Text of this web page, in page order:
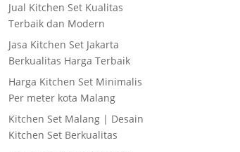
Jual Kitchen Set Kualitas
Terbaik dan Modern
Jasa Kitchen Set Jakarta
Berkualitas Harga Terbaik
Harga Kitchen Set Minimalis
Per meter kota Malang
Kitchen Set Malang | Desain
Kitchen Set Berkualitas